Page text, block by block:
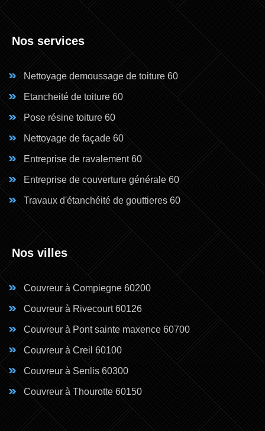
Nos services
Nettoyage demoussage de toiture 60
Etancheité de toiture 60
Pose résine toiture 60
Nettoyage de façade 60
Entreprise de ravalement 60
Entreprise de couverture générale 60
Travaux d'étanchéité de gouttieres 60
Nos villes
Couvreur à Compiegne 60200
Couvreur à Rivecourt 60126
Couvreur à Pont sainte maxence 60700
Couvreur à Creil 60100
Couvreur à Senlis 60300
Couvreur à Thourotte 60150